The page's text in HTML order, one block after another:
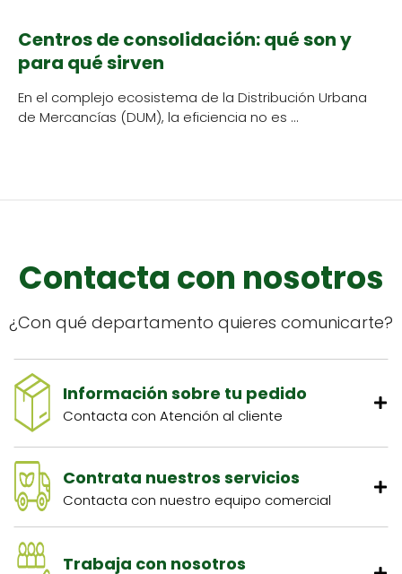
Centros de consolidación: qué son y
para qué sirven
En el com­ple­jo eco­sis­tema de la Dis­tribu­ción Urbana
de Mer­cancías (DUM), la efi­cien­cia no es …
Contacta con nosotros
¿Con qué depar­ta­men­to quieres comu­ni­carte?
Información sobre tu pedido
Contacta con Atención al cliente
Contrata nuestros servicios
Contacta con nuestro equipo comercial
Trabaja con nosotros